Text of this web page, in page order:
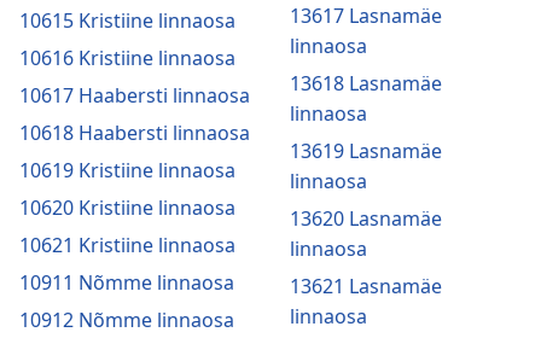
10615 Kristiine linnaosa
10616 Kristiine linnaosa
10617 Haabersti linnaosa
10618 Haabersti linnaosa
10619 Kristiine linnaosa
10620 Kristiine linnaosa
10621 Kristiine linnaosa
10911 Nõmme linnaosa
10912 Nõmme linnaosa
13617 Lasnamäe
linnaosa
13618 Lasnamäe
linnaosa
13619 Lasnamäe
linnaosa
13620 Lasnamäe
linnaosa
13621 Lasnamäe
linnaosa